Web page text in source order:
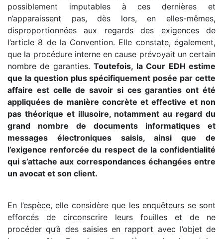
possiblement imputables à ces dernières et
n’apparaissent pas, dès lors, en elles-mêmes,
disproportionnées aux regards des exigences de
l’article 8 de la Convention. Elle constate, également,
que la procédure interne en cause prévoyait un certain
nombre de garanties.Toutefois, la Cour EDH estime
que la question plus spécifiquement posée par cette
affaire est celle de savoir si ces garanties ont été
appliquées de manière concrète et effective et non
pas théorique et illusoire, notamment au regard du
grand nombre de documents informatiques et
messages électroniques saisis, ainsi que de
l’exigence renforcée du respect de la confidentialité
qui s’attache aux correspondances échangées entre
un avocat et son client.
En l’espèce, elle considère que les enquêteurs se sont
efforcés de circonscrire leurs fouilles et de ne
procéder qu’à des saisies en rapport avec l’objet de